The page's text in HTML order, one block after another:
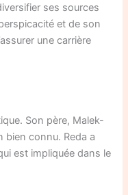
ses sources
et de son
une carrière
Son père, Malek-
bien connu. Reda a
est impliquée dans le